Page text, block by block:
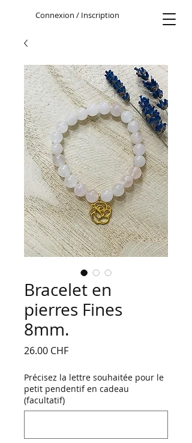
Connexion / Inscription
Bracelet en
pierres Fines
8mm.
26.00 CHFPrix
Précisez la lettre souhaitée pour le
petit pendentif en cadeau
(facultatif)